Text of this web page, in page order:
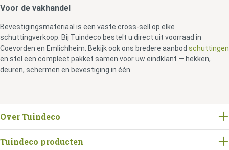
Voor de vakhandel
Bevestigingsmateriaal is een vaste cross-sell op elke
schuttingverkoop. Bij Tuindeco bestelt u direct uit voorraad in
Coevorden en Emlichheim. Bekijk ook ons bredere aanbod schuttingen
en stel een compleet pakket samen voor uw eindklant — hekken,
deuren, schermen en bevestiging in één.
Over Tuindeco
Tuindeco producten